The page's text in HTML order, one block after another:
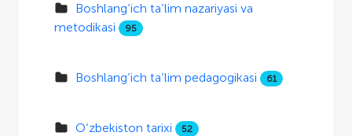
Boshlang‘ich ta’lim nazariyasi va
metodikasi
95
Boshlang‘ich ta’lim pedagogikasi 61
O‘zbekiston tarixi 52